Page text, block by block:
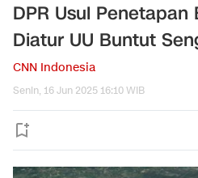
DPR Usul Penetapan
Diatur UU Buntut
CNN Indonesia
Senin, 16 Jun 2025 16:10 WIB